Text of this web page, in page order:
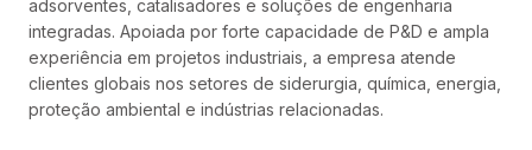
adsorventes, catalisadores e soluções de engenharia
integradas. Apoiada por forte capacidade de P&D e ampla
experiência em projetos industriais, a empresa atende
clientes globais nos setores de siderurgia, química, energia,
proteção ambiental e indústrias relacionadas.